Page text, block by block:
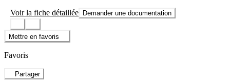
Voir la fiche détaillée Demander une documentation
Mettre en favoris
Favoris
Partager